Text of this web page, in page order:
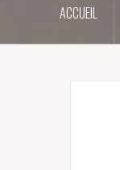
ACCUEIL